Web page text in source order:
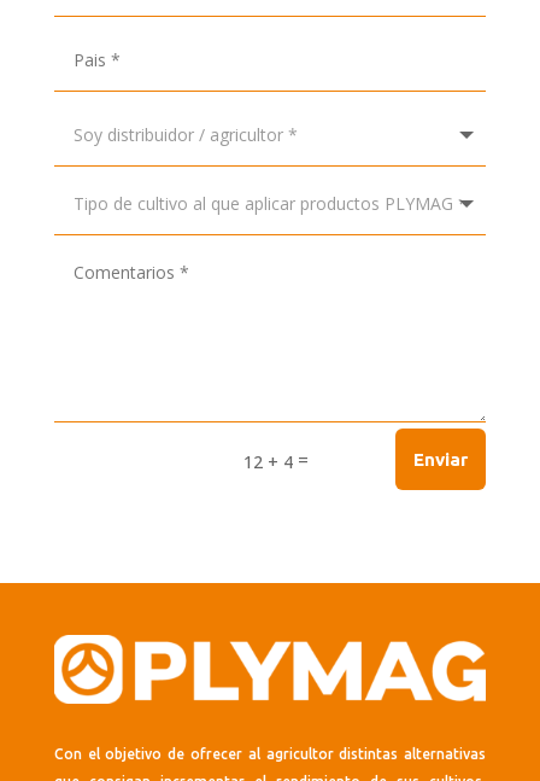
12 + 4 = Enviar
Con el objetivo de ofrecer al agricultor distintas alternativas